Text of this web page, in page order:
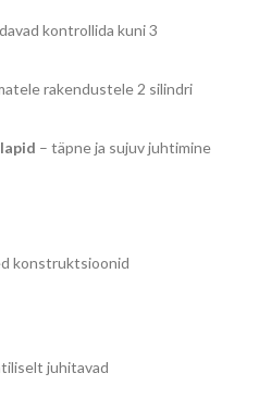
kontrollida kuni 3
rakendustele 2 silindri
– täpne ja sujuv juhtimine
konstruktsioonid
juhitavad